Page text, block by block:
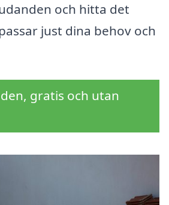
och hitta det
just dina behov och
gratis och utan